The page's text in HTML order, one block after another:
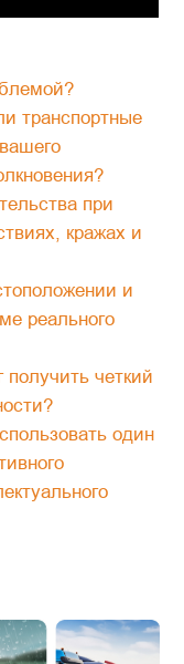
транспортные
при
кражах и
и
реального
четкий
один